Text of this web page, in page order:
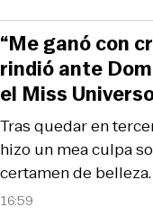
16:59
Tras quedar en
hizo un mea culpa
certamen de belleza.
“Me ganó con
rindió ante
el Miss